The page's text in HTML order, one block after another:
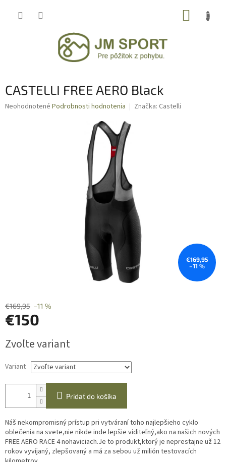
CASTELLI FREE AERO Black
Priemerné
Neohodnotené Podrobnosti hodnotenia Značka: Castelli
€169,95
–11 %
€169,95 –11 %
€150
cena:
Zvoľte variant
Variant
Pridať do košíka
Náš nekompromisný prístup pri vytváraní toho najlepšieho cyklo
oblečenia na svete,nie nikde inde lepšie viditeľný,ako na našich nových
FREE AERO RACE 4 nohaviciach.Je to produkt,ktorý je neprestajne už 12
rokov vyvíjaný, zlepšovaný a má za sebou už milión testovacích